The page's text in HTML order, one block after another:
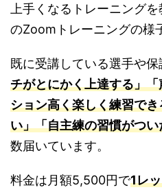
上手くなるトレーニング
のZoomトレーニングの様
既に受講している選手や
チがとにかく上達する」
ション高く楽しく練習で
い」「自主練の習慣がつい
数届いています。
料金は月額5,500円で1レ